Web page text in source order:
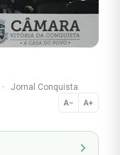
· Jornal Conquista
A− A+
Normal